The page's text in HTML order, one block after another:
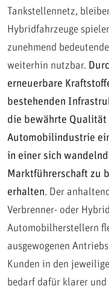
Tankstellennetz,
Hybridfahrzeuge
zunehmend
weiterhin nutzbar.
erneuerbare
bestehenden
die bewährte Qualität
Automobilindustrie
in einer sich
Marktführerschaft zu
erhalten. Der
Verbrenner- oder
Automobilherstellern
ausgewogenen
Kunden in den
bedarf dafür klarer